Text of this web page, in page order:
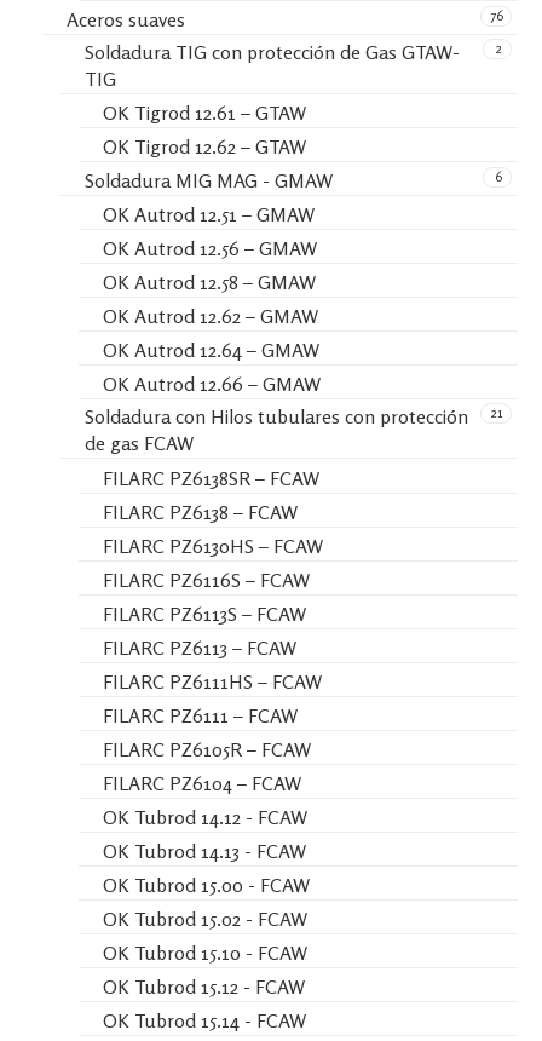
76
Aceros suaves
2
Soldadura TIG con protección de Gas GTAW-
TIG
OK Tigrod 12.61 – GTAW
OK Tigrod 12.62 – GTAW
6
Soldadura MIG MAG - GMAW
OK Autrod 12.51 – GMAW
OK Autrod 12.56 – GMAW
OK Autrod 12.58 – GMAW
OK Autrod 12.62 – GMAW
OK Autrod 12.64 – GMAW
OK Autrod 12.66 – GMAW
21
Soldadura con Hilos tubulares con protección
de gas FCAW
FILARC PZ6138SR – FCAW
FILARC PZ6138 – FCAW
FILARC PZ6130HS – FCAW
FILARC PZ6116S – FCAW
FILARC PZ6113S – FCAW
FILARC PZ6113 – FCAW
FILARC PZ6111HS – FCAW
FILARC PZ6111 – FCAW
FILARC PZ6105R – FCAW
FILARC PZ6104 – FCAW
OK Tubrod 14.12 - FCAW
OK Tubrod 14.13 - FCAW
OK Tubrod 15.00 - FCAW
OK Tubrod 15.02 - FCAW
OK Tubrod 15.10 - FCAW
OK Tubrod 15.12 - FCAW
OK Tubrod 15.14 - FCAW